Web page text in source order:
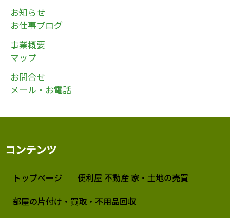
お知らせ
お仕事ブログ
事業概要
マップ
お問合せ
メール・お電話
コンテンツ
トップページ
便利屋 不動産 家・土地の売買
部屋の片付け・買取・不用品回収